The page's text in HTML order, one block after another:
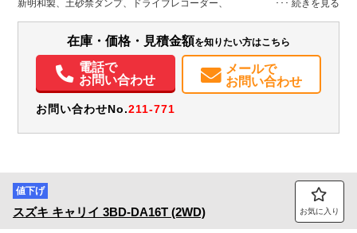
エアコン パワステ パワーウィンドウ エアバッグ 集中ドアロック
新明和製、土砂禁ダンプ、ドライブレコーダー、
在庫・価格・見積金額を知りたい方はこちら
電話で
お問い合わせ
メールで
お問い合わせ
お問い合わせNo.211-771
値下げ
スズキ キャリイ 3BD-DA16T (2WD) お気に入り